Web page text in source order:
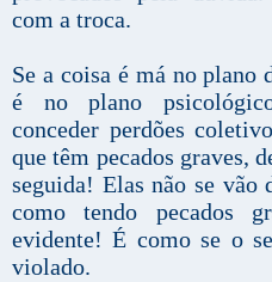
com a troca.
Se a coisa é má no plano
é no plano
conceder perdões
que têm pecados graves,
seguida! Elas não se vão
como tendo pecados
evidente! É como se o
violado.